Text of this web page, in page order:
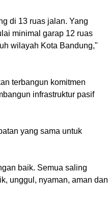
di 13 ruas jalan. Yang
minimal garap 12 ruas
wilayah Kota Bandung,"
terbangun komitmen
infrastruktur pasif
yang sama untuk
baik. Semua saling
unggul, nyaman, aman dan